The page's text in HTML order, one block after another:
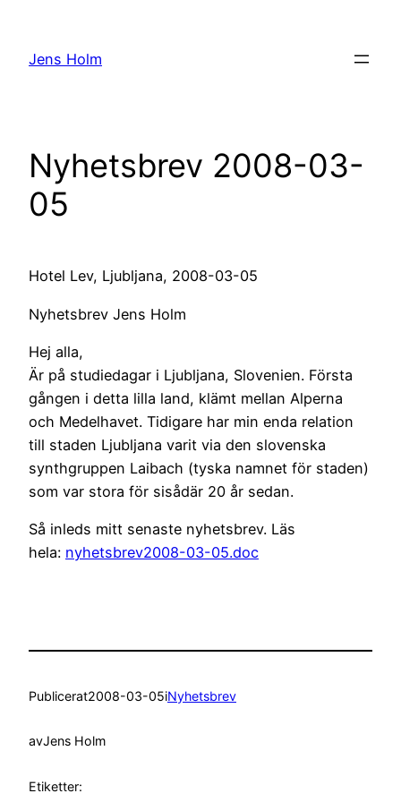
innehåll
Jens Holm
Nyhetsbrev 2008-03-
05
Hotel Lev, Ljubljana, 2008-03-05
Nyhetsbrev Jens Holm
Hej alla,
Är på studiedagar i Ljubljana, Slovenien. Första
gången i detta lilla land, klämt mellan Alperna
och Medelhavet. Tidigare har min enda relation
till staden Ljubljana varit via den slovenska
synthgruppen Laibach (tyska namnet för staden)
som var stora för sisådär 20 år sedan.
Så inleds mitt senaste nyhetsbrev. Läs
hela: nyhetsbrev2008-03-05.doc
Publicerat2008-03-05iNyhetsbrev
avJens Holm
Etiketter: